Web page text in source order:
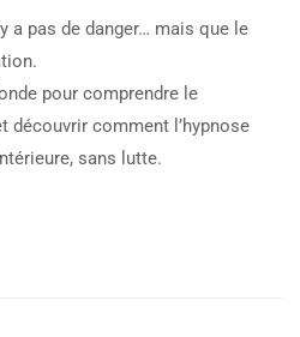
a pas de danger… mais que le
pour comprendre le
découvrir comment l’hypnose
sans lutte.